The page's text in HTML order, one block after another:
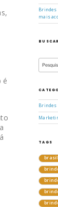
é
Brindes
mais
por:
Brindes
TAGS